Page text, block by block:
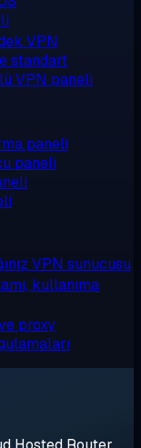
VPN
standart
VPN paneli
paneli
paneli
VPN sunucusu
kullanıma
proxy